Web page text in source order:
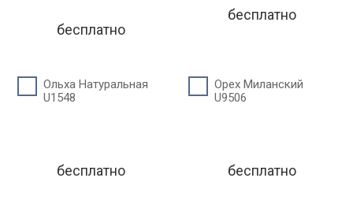
бесплатно
бесплатно
Ольха Натуральная
U1548
бесплатно
Орех Миланский
U9506
бесплатно